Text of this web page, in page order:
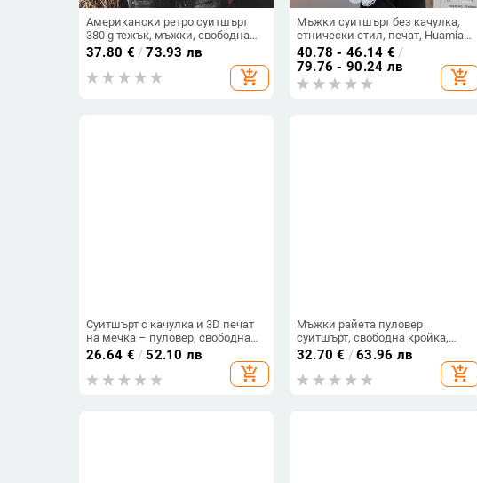
Американски ретро суитшърт
380 g тежък, мъжки, свободна
кройка, големи размери,
пролетно-есенен стил
37.80 € /73.93 лв
add_shopping_cart
Мъжки суитшърт без качулка,
етнически стил, печат, Huamian
композитна тъкан, зимен,
нормална плътност 350-400 г/м²
40.78 - 46.14 € /
79.76 - 90.24 лв
add_shopping_cart
Суитшърт с качулка и 3D печат
на мечка – пуловер, свободна
кройка, дълъг ръкав, полиестер
96%
26.64 € /52.10 лв
add_shopping_cart
Мъжки райета пуловер
суитшърт, свободна кройка,
кръгло деколте, дълъг ръкав,
100% полиестер
32.70 € /63.96 лв
add_shopping_cart